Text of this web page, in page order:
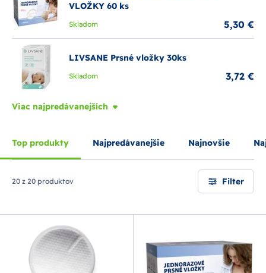
VLOŽKY 60 ks
Skladom 5,30 €
LIVSANE Prsné vložky 30ks
Skladom 3,72 €
Viac najpredávanejších
Top produkty Najpredávanejšie Najnovšie
20 z 20 produktov Filter